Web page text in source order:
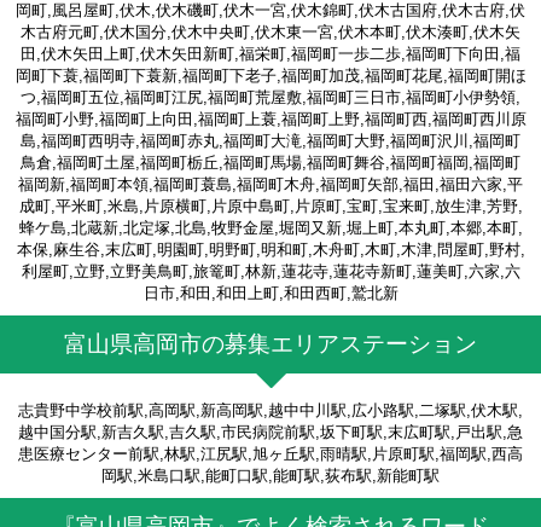
岡町,風呂屋町,伏木,伏木磯町,伏木一宮,伏木錦町,伏木古国府,伏木古府,伏
木古府元町,伏木国分,伏木中央町,伏木東一宮,伏木本町,伏木湊町,伏木矢
田,伏木矢田上町,伏木矢田新町,福栄町,福岡町一歩二歩,福岡町下向田,福
岡町下蓑,福岡町下蓑新,福岡町下老子,福岡町加茂,福岡町花尾,福岡町開ほ
つ,福岡町五位,福岡町江尻,福岡町荒屋敷,福岡町三日市,福岡町小伊勢領,
福岡町小野,福岡町上向田,福岡町上蓑,福岡町上野,福岡町西,福岡町西川原
島,福岡町西明寺,福岡町赤丸,福岡町大滝,福岡町大野,福岡町沢川,福岡町
鳥倉,福岡町土屋,福岡町栃丘,福岡町馬場,福岡町舞谷,福岡町福岡,福岡町
福岡新,福岡町本領,福岡町蓑島,福岡町木舟,福岡町矢部,福田,福田六家,平
成町,平米町,米島,片原横町,片原中島町,片原町,宝町,宝来町,放生津,芳野,
蜂ケ島,北蔵新,北定塚,北島,牧野金屋,堀岡又新,堀上町,本丸町,本郷,本町,
本保,麻生谷,末広町,明園町,明野町,明和町,木舟町,木町,木津,問屋町,野村,
利屋町,立野,立野美鳥町,旅篭町,林新,蓮花寺,蓮花寺新町,蓮美町,六家,六
日市,和田,和田上町,和田西町,鷲北新
富山県高岡市の募集エリアステーション
志貴野中学校前駅,高岡駅,新高岡駅,越中中川駅,広小路駅,二塚駅,伏木駅,
越中国分駅,新吉久駅,吉久駅,市民病院前駅,坂下町駅,末広町駅,戸出駅,急
患医療センター前駅,林駅,江尻駅,旭ヶ丘駅,雨晴駅,片原町駅,福岡駅,西高
岡駅,米島口駅,能町口駅,能町駅,荻布駅,新能町駅